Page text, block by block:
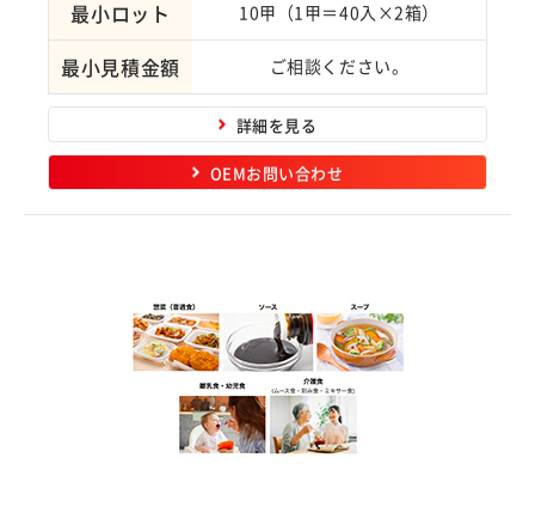
最小ロット 10甲（1甲＝40入×2箱）
最小見積金額 ご相談ください。
詳細を見る
OEMお問い合わせ